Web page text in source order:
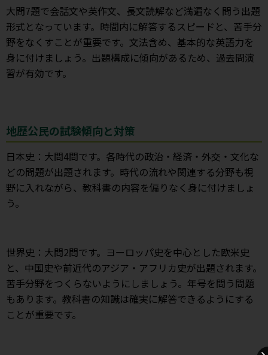
大問7題で会話文や英作文、長文読解など満遍なく問う出題
形式となっています。時間内に解答するスピードと、苦手分
野をなくすことが重要です。文法含め、基本的な英語力を
身に付けましょう。出題構成に傾向があるため、過去問演
習が有効です。
地歴公民の試験傾向と対策
日本史：大問4問です。各時代の政治・経済・外交・文化な
どの問題が出題されます。時代の流れや関連する分野も視
野に入れながら、教科書の内容を偏りなく身に付けましょ
う。
世界史：大問2問です。ヨーロッパ史を中心とした欧米史
と、中国史や前近代のアジア・アフリカ史が出題されます。
苦手分野をつくらないようにしましょう。年号を問う問題
もあります。教科書の知識は確実に解答できるようにする
ことが重要です。